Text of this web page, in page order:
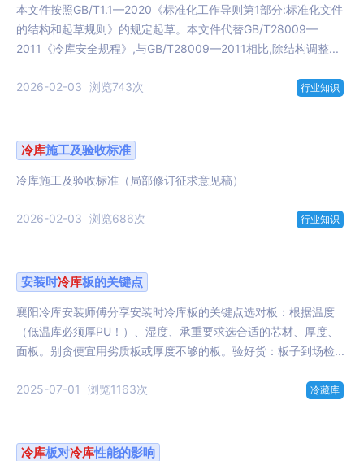
本文件按照GB/T1.1—2020《标准化工作导则第1部分:标准化文件
的结构和起草规则》的规定起草。本文件代替GB/T28009—
2011《冷库安全规程》,与GB/T28009—2011相比,除结构调整...
2026-02-03 浏览743次 行业知识
冷库施工及验收标准
冷库施工及验收标准（局部修订征求意见稿）
2026-02-03 浏览686次 行业知识
安装时冷库板的关键点
襄阳冷库安装师傅分享安装时冷库板的关键点选对板：根据温度
（低温库必须厚PU！）、湿度、承重要求选合适的芯材、厚度、
面板。别贪便宜用劣质板或厚度不够的板。验好货：板子到场检...
2025-07-01 浏览1163次 冷藏库
冷库板对冷库性能的影响